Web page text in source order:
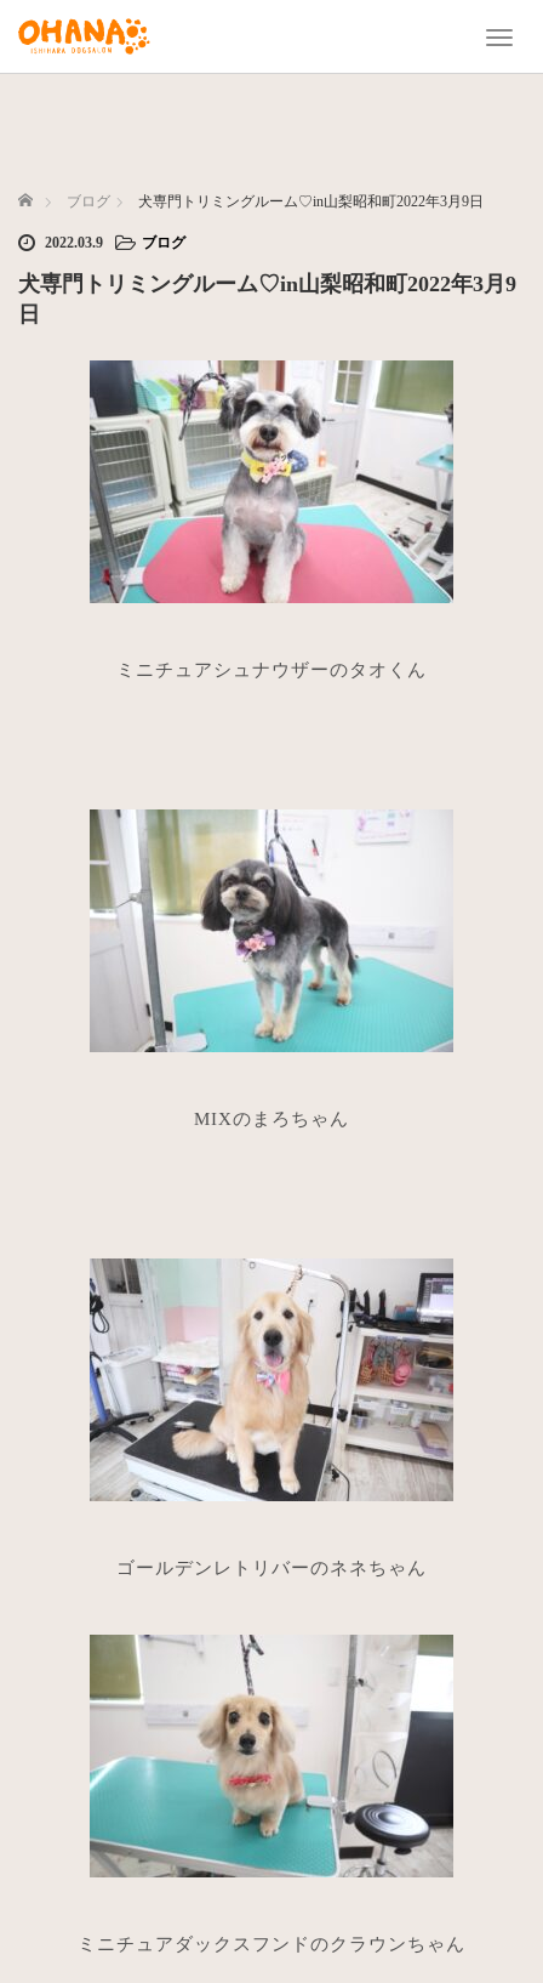
T
i
g
ホーム ブログ 犬専門トリミングルーム♡in山梨昭和町2022年3月9日
2022.03.9 ブログ
犬専門トリミングルーム♡in山梨昭和町2022年3月9
日
ミニチュアシュナウザーのタオくん
MIXのまろちゃん
ゴールデンレトリバーのネネちゃん
ミニチュアダックスフンドのクラウンちゃん